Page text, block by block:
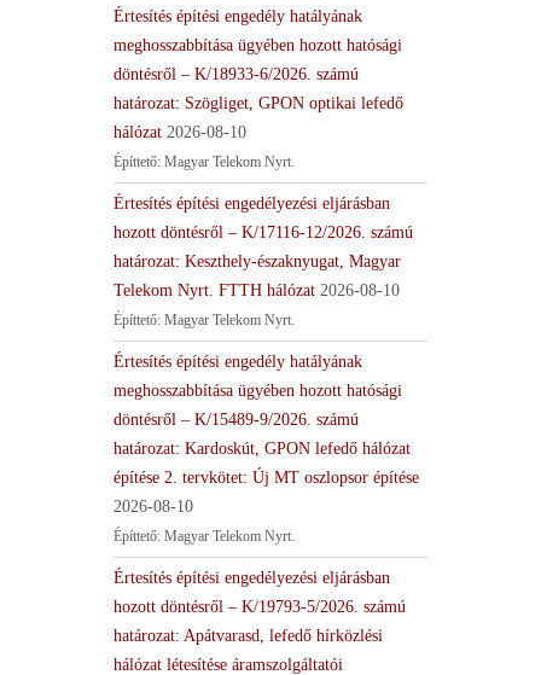
Értesítés építési engedély hatályának
meghosszabbítása ügyében hozott hatósági
döntésről – K/18933-6/2026. számú
határozat: Szögliget, GPON optikai lefedő
hálózat 2026-08-10
Építtető: Magyar Telekom Nyrt.
Értesítés építési engedélyezési eljárásban
hozott döntésről – K/17116-12/2026. számú
határozat: Keszthely-északnyugat, Magyar
Telekom Nyrt. FTTH hálózat 2026-08-10
Építtető: Magyar Telekom Nyrt.
Értesítés építési engedély hatályának
meghosszabbítása ügyében hozott hatósági
döntésről – K/15489-9/2026. számú
határozat: Kardoskút, GPON lefedő hálózat
építése 2. tervkötet: Új MT oszlopsor építése
2026-08-10
Építtető: Magyar Telekom Nyrt.
Értesítés építési engedélyezési eljárásban
hozott döntésről – K/19793-5/2026. számú
határozat: Apátvarasd, lefedő hírközlési
hálózat létesítése áramszolgáltatói